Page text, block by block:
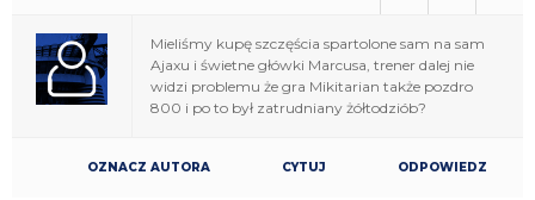
Mieliśmy kupę szczęścia spartolone sam na sam
Ajaxu i świetne główki Marcusa, trener dalej nie
widzi problemu że gra Mikitarian także pozdro
800 i po to był zatrudniany żółtodziób?
OZNACZ AUTORA CYTUJ ODPOWIEDZ